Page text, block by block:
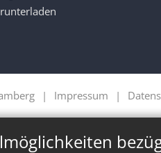
Impressum